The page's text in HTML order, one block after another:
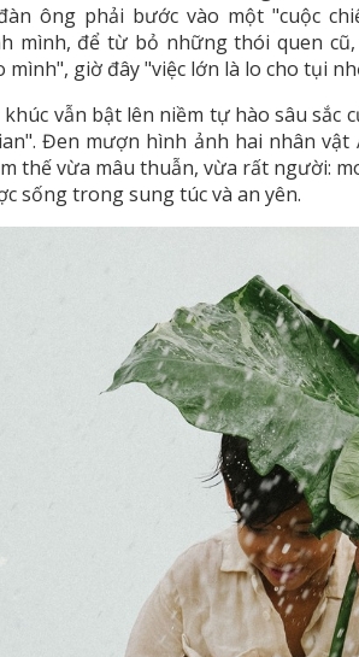
ông phải bước vào một "cuộc
mình, để từ bỏ những thói quen
mình", giờ đây "việc lớn là lo cho tụi
vẫn bật lên niềm tự hào sâu sắc
Đen mượn hình ảnh hai nhân
thế vừa mâu thuẫn, vừa rất người:
sống trong sung túc và an yên.